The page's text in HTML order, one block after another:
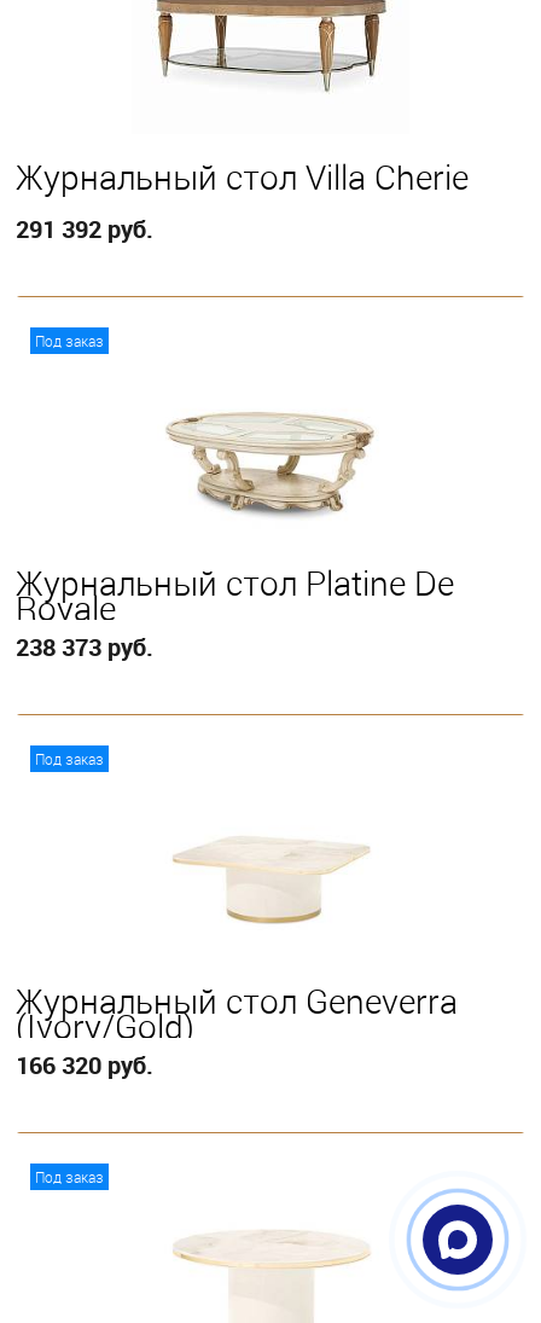
Журнальный стол Villa Cherie
291 392 руб.
Под заказ
Журнальный стол Platine De
Royale
238 373 руб.
Под заказ
Журнальный стол Geneverra
(Ivory/Gold)
166 320 руб.
Под заказ